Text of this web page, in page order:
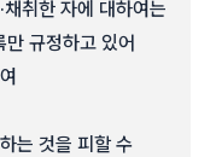
취한 자에 대하여는
규정하고 있어
는 것을 피할 수